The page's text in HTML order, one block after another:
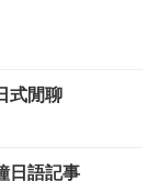
式閒聊
日語記事